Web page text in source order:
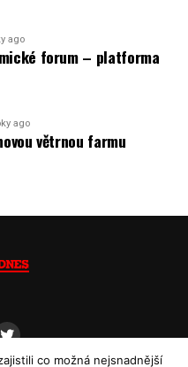
ago
forum – platforma
ago
větrnou farmu
co možná nejsnadnější